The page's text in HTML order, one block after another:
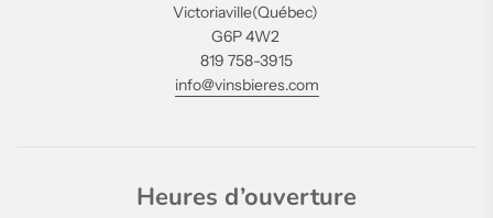
Victoriaville(Québec)
G6P 4W2
819 758-3915
info@vinsbieres.com
Heures d’ouverture